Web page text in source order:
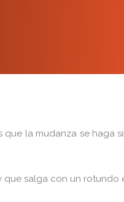
la mudanza se haga
que salga con un rotundo